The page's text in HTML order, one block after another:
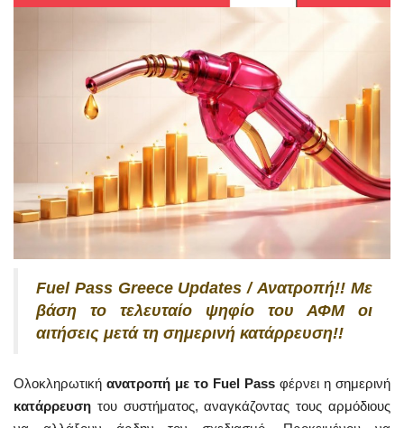
Fuel Pass Greece Updates / Ανατροπή!! Με
βάση το τελευταίο ψηφίο του ΑΦΜ οι
αιτήσεις μετά τη σημερινή κατάρρευση!!
Ολοκληρωτική ανατροπή με το Fuel Pass φέρνει η σημερινή
κατάρρευση του συστήματος, αναγκάζοντας τους αρμόδιους